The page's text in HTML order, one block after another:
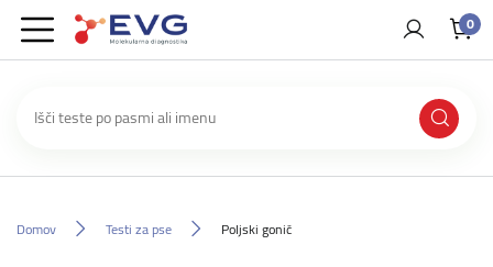
0
Domov Testi za pse Poljski gonič